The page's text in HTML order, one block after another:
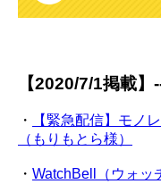
【2020/7/1掲載】
・
【緊急配信】モノ
（もりもとら様）
・ WatchBell（ウォッ